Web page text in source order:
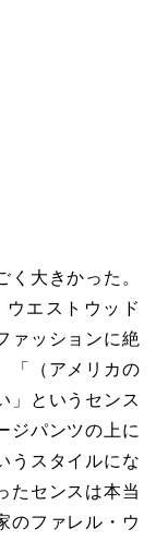
く大きかった。
エストウッド
ァッションに絶
「（アメリカの
」というセンス
ジパンツの上に
うスタイルにな
たセンスは本当
のファレル・ウ